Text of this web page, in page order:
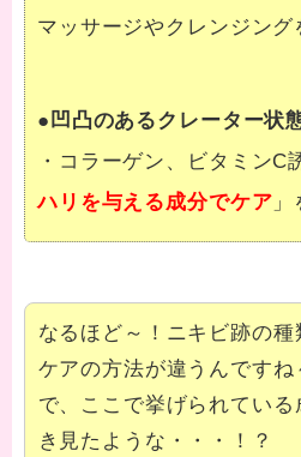
マッサージやクレンジング
● 凹凸のあるクレーター状
・コラーゲン、ビタミンC
ハリを与える成分でケア
なるほど～！ニキビ跡の種
ケアの方法が違うんですね
で、ここで挙げられている
き見たような・・・！？